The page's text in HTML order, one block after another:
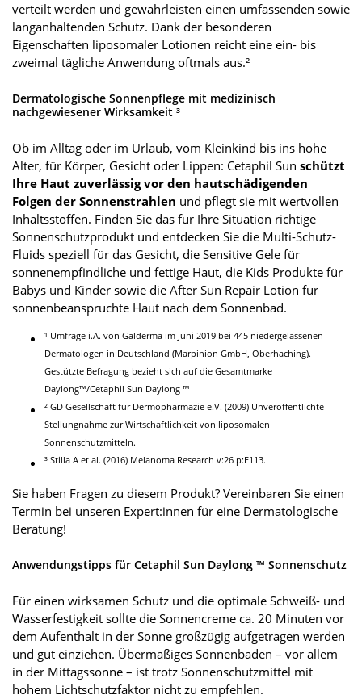
verteilt werden und gewährleisten einen umfassenden sowie
langanhaltenden Schutz. Dank der besonderen
Eigenschaften liposomaler Lotionen reicht eine ein- bis
zweimal tägliche Anwendung oftmals aus.²
Dermatologische Sonnenpflege mit medizinisch
nachgewiesener Wirksamkeit ³
Ob im Alltag oder im Urlaub, vom Kleinkind bis ins hohe
Alter, für Körper, Gesicht oder Lippen: Cetaphil Sun schützt
Ihre Haut zuverlässig vor den hautschädigenden
Folgen der Sonnenstrahlen und pflegt sie mit wertvollen
Inhaltsstoffen. Finden Sie das für Ihre Situation richtige
Sonnenschutzprodukt und entdecken Sie die Multi-Schutz-
Fluids speziell für das Gesicht, die Sensitive Gele für
sonnenempfindliche und fettige Haut, die Kids Produkte für
Babys und Kinder sowie die After Sun Repair Lotion für
sonnenbeanspruchte Haut nach dem Sonnenbad.
¹ Umfrage i.A. von Galderma im Juni 2019 bei 445 niedergelassenen
Dermatologen in Deutschland (Marpinion GmbH, Oberhaching).
Gestützte Befragung bezieht sich auf die Gesamtmarke
Daylong™/Cetaphil Sun Daylong ™
² GD Gesellschaft für Dermopharmazie e.V. (2009) Unveröffentlichte
Stellungnahme zur Wirtschaftlichkeit von liposomalen
Sonnenschutzmitteln.
³ Stilla A et al. (2016) Melanoma Research v:26 p:E113.
Sie haben Fragen zu diesem Produkt? Vereinbaren Sie einen
Termin bei unseren Expert:innen für eine Dermatologische
Beratung!
Anwendungstipps für Cetaphil Sun Daylong ™ Sonnenschutz
Für einen wirksamen Schutz und die optimale Schweiß- und
Wasserfestigkeit sollte die Sonnencreme ca. 20 Minuten vor
dem Aufenthalt in der Sonne großzügig aufgetragen werden
und gut einziehen. Übermäßiges Sonnenbaden – vor allem
in der Mittagssonne – ist trotz Sonnenschutzmittel mit
hohem Lichtschutzfaktor nicht zu empfehlen.